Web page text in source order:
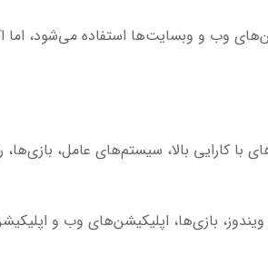
وب و وبسایت‌ها استفاده می‌شود، اما
کارایی بالا، سیستم‌های عامل، بازی‌ها،